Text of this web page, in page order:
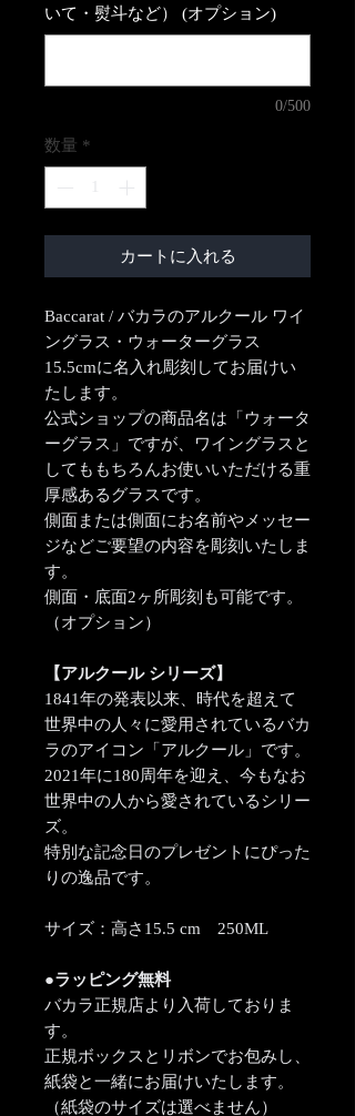
いて・熨斗など） (オプション)
0/500
数量 *
カートに入れる
Baccarat / バカラのアルクール ワイ
ングラス・ウォーターグラス
15.5cmに名入れ彫刻してお届けい
たします。
公式ショップの商品名は「ウォータ
ーグラス」ですが、ワイングラスと
してももちろんお使いいただける重
厚感あるグラスです。
側面または側面にお名前やメッセー
ジなどご要望の内容を彫刻いたしま
す。
側面・底面2ヶ所彫刻も可能です。
（オプション）
【アルクール シリーズ】
1841年の発表以来、時代を超えて
世界中の人々に愛用されているバカ
ラのアイコン「アルクール」です。
2021年に180周年を迎え、今もなお
世界中の人から愛されているシリー
ズ。
特別な記念日のプレゼントにぴった
りの逸品です。
サイズ：高さ15.5 cm 250ML
●ラッピング無料
バカラ正規店より入荷しておりま
す。
正規ボックスとリボンでお包みし、
紙袋と一緒にお届けいたします。
（紙袋のサイズは選べません）